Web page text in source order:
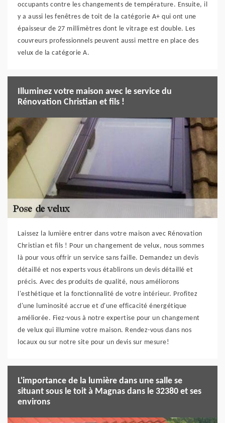
occupants contre les changements de température. Ensuite, il
y a aussi les fenêtres de toit de la catégorie A+ qui ont une
épaisseur de 27 millimètres dont le vitrage est double. Les
couvreurs professionnels peuvent aussi mettre en place des
velux de la catégorie A.
Illuminez votre maison avec le service du
Rénovation Christian et fils !
Laissez la lumière entrer dans votre maison avec Rénovation
Christian et fils ! Pour un changement de velux, nous sommes
là pour vous offrir un service sans faille. Demandez un devis
détaillé et nos experts vous établirons un devis détaillé et
précis. Avec des produits de qualité, nous améliorons
l'esthétique et la fonctionnalité de votre intérieur. Profitez
d'une luminosité accrue et d'une efficacité énergétique
améliorée. Fiez-vous à notre expertise pour un changement
de velux qui illumine votre maison. Rendez-vous dans nos
locaux ou sur notre site pour un devis sur mesure!
L'importance de la lumière dans une salle se
situant sous le toit à Magnas dans le 32380 et ses
environs